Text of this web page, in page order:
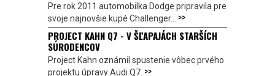
Pre rok 2011 automobilka Dodge pripravila pre
svoje najnovšie kupé Challenger... >>
PROJECT KAHN Q7 - V ŠĽAPAJÁCH STARŠÍCH
SÚRODENCOV
Project Kahn oznámil spustenie vôbec prvého
projektu úpravy Audi Q7. >>